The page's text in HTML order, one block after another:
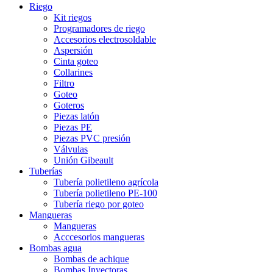
Riego
Kit riegos
Programadores de riego
Accesorios electrosoldable
Aspersión
Cinta goteo
Collarines
Filtro
Goteo
Goteros
Piezas latón
Piezas PE
Piezas PVC presión
Válvulas
Unión Gibeault
Tuberías
Tubería polietileno agrícola
Tubería polietileno PE-100
Tubería riego por goteo
Mangueras
Mangueras
Acccesorios mangueras
Bombas agua
Bombas de achique
Bombas Inyectoras